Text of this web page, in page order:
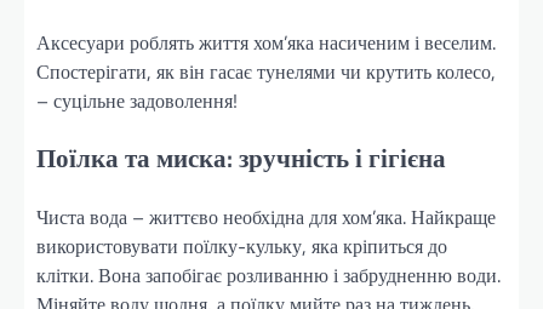
Аксесуари роблять життя хом’яка насиченим і веселим.
Спостерігати, як він гасає тунелями чи крутить колесо,
– суцільне задоволення!
Поїлка та миска: зручність і гігієна
Чиста вода – життєво необхідна для хом’яка. Найкраще
використовувати поїлку-кульку, яка кріпиться до
клітки. Вона запобігає розливанню і забрудненню води.